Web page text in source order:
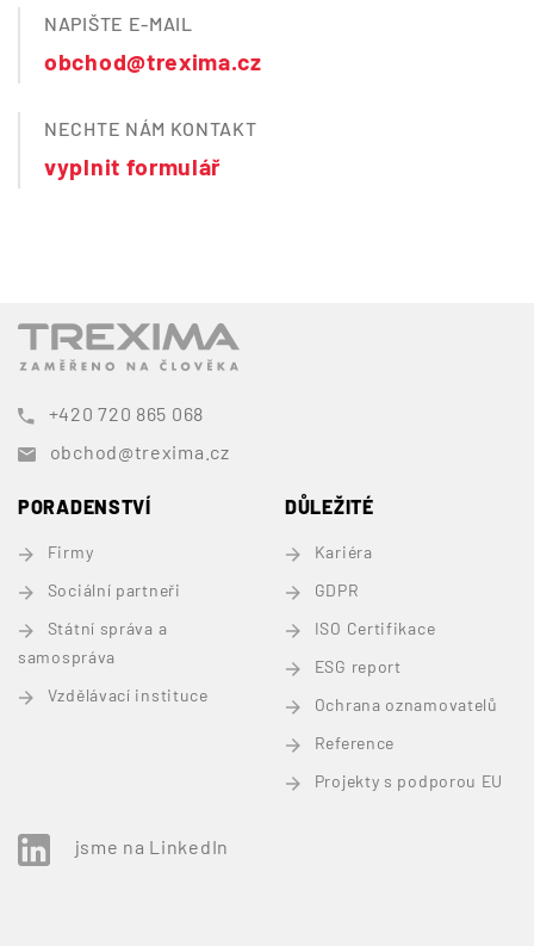
NAPIŠTE E-MAIL
obchod@trexima.cz
NECHTE NÁM KONTAKT
vyplnit formulář
+420 720 865 068
obchod@trexima.cz
PORADENSTVÍ
Firmy
Sociální partneři
Státní správa a
samospráva
Vzdělávací instituce
DŮLEŽITÉ
Kariéra
GDPR
ISO Certifikace
ESG report
Ochrana oznamovatelů
Reference
Projekty s podporou EU
jsme na LinkedIn